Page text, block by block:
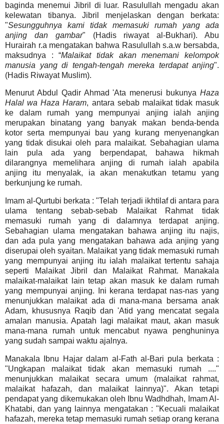
baginda menemui Jibril di luar. Rasulullah mengadu akan
kelewatan tibanya. Jibril menjelaskan dengan berkata:
"Sesungguhnya kami tidak memasuki rumah yang ada
anjing dan gambar" (Hadis riwayat al-Bukhari). Abu
Hurairah r.a mengatakan bahwa Rasulullah s.a.w bersabda,
maksudnya : “Malaikat tidak akan menemani kelompok
manusia yang di tengah-tengah mereka terdapat anjing".
(Hadis Riwayat Muslim).
Menurut Abdul Qadir Ahmad 'Ata menerusi bukunya Haza
Halal wa Haza Haram, antara sebab malaikat tidak masuk
ke dalam rumah yang mempunyai anjing ialah anjing
merupakan binatang yang banyak makan benda-benda
kotor serta mempunyai bau yang kurang menyenangkan
yang tidak disukai oleh para malaikat. Sebahagian ulama
lain pula ada yang berpendapat, bahawa hikmah
dilarangnya memelihara anjing di rumah ialah apabila
anjing itu menyalak, ia akan menakutkan tetamu yang
berkunjung ke rumah.
Imam al-Qurtubi berkata : "Telah terjadi ikhtilaf di antara para
ulama tentang sebab-sebab Malaikat Rahmat tidak
memasuki rumah yang di dalamnya terdapat anjing.
Sebahagian ulama mengatakan bahawa anjing itu najis,
dan ada pula yang mengatakan bahawa ada anjing yang
diserupai oleh syaitan. Malaikat yang tidak memasuki rumah
yang mempunyai anjing itu ialah malaikat tertentu sahaja
seperti Malaikat Jibril dan Malaikat Rahmat. Manakala
malaikat-malaikat lain tetap akan masuk ke dalam rumah
yang mempunyai anjing. Ini kerana terdapat nas-nas yang
menunjukkan malaikat ada di mana-mana bersama anak
Adam, khususnya Raqib dan 'Atid yang mencatat segala
amalan manusia. Apatah lagi malaikat maut, akan masuk
mana-mana rumah untuk mencabut nyawa penghuninya
yang sudah sampai waktu ajalnya.
Manakala Ibnu Hajar dalam al-Fath al-Bari pula berkata :
"Ungkapan malaikat tidak akan memasuki rumah ...."
menunjukkan malaikat secara umum (malaikat rahmat,
malaikat hafazah, dan malaikat lainnya)". Akan tetapi
pendapat yang dikemukakan oleh Ibnu Wadhdhah, Imam Al-
Khatabi, dan yang lainnya mengatakan : "Kecuali malaikat
hafazah, mereka tetap memasuki rumah setiap orang kerana